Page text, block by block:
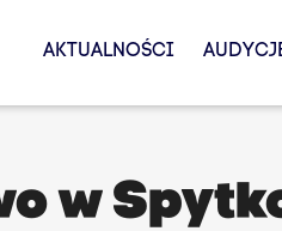
AKTUALNOŚCI
w